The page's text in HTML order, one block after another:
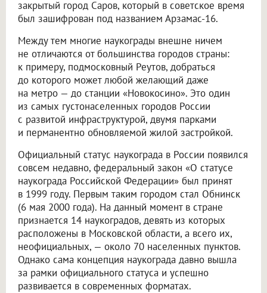
закрытый город Саров, который в советское время
был зашифрован под названием Арзамас-16.
Между тем многие наукограды внешне ничем
не отличаются от большинства городов страны:
к примеру, подмосковный Реутов, добраться
до которого может любой желающий даже
на метро — до станции «Новокосино». Это один
из самых густонаселенных городов России
с развитой инфраструктурой, двумя парками
и перманентно обновляемой жилой застройкой.
Официальный статус наукограда в России появился
совсем недавно, федеральный закон «О статусе
наукограда Российской Федерации» был принят
в 1999 году. Первым таким городом стал Обнинск
(6 мая 2000 года). На данный момент в стране
признается 14 наукоградов, девять из которых
расположены в Московской области, а всего их,
неофициальных, — около 70 населенных пунктов.
Однако сама концепция наукограда давно вышла
за рамки официального статуса и успешно
развивается в современных форматах.